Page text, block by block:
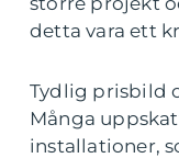
detta vara ett
Tydlig prisbild
Många
installationer,